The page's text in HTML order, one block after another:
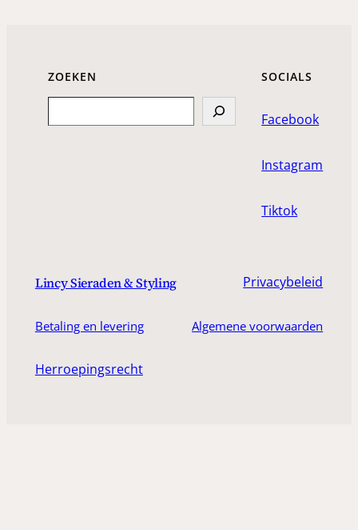
ZOEKEN SOCIALS
Facebook
Instagram
Tiktok
Lincy Sieraden & Styling Privacybeleid
Betaling en levering Algemene voorwaarden
Herroepingsrecht